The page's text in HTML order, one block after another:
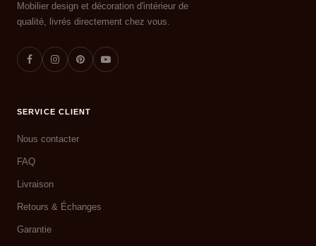
Mobilier design et décoration d'intérieur de
qualité, livrés directement chez vous.
SERVICE CLIENT
Nous contacter
FAQ
Livraison
Retours & Échanges
Garantie